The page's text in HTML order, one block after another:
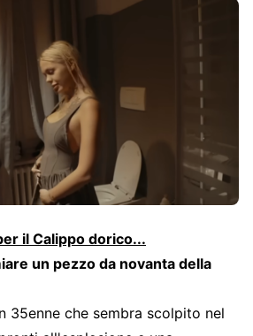
il Calippo dorico...
un pezzo da novanta della
35enne che sembra scolpito nel